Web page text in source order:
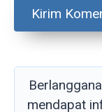
mendapat